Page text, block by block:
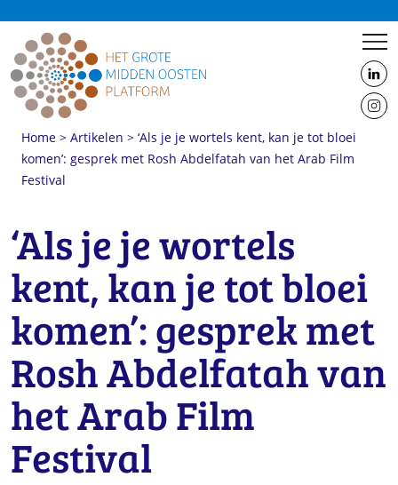
us
on
us
Home > Artikelen > ‘Als je je wortels kent, kan je tot bloei
komen’: gesprek met Rosh Abdelfatah van het Arab Film
Festival
‘Als je je wortels
kent, kan je tot bloei
komen’: gesprek met
Rosh Abdelfatah van
het Arab Film
Festival